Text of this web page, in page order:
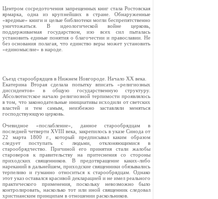
Центром сосредоточения запрещенных книг стала Ростовская
ярмарка, одна из крупнейших в стране. Обнаруженные
«вредные» книги и целые библиотеки могли беспрепятственно
уничтожаться. В идеологической войне церковь,
поддерживаемая государством, изо всех сил пыталась
установить единые понятия о благочестии и православии. Не
без основания полагая, что единство веры может установить
«единомыслие» в народе.
Съезд старообрядцев в Нижнем Новгороде. Начало XX века.
Екатерина Вторая сделала попытку вписать «религиозных
диссидентов» в общую государственную структуру.
Абсолютистское начало религиозной терпимости проявлялось
в том, что законодательные инициативы исходили от светских
властей и тем самым, неизбежно заставляли меняться
господствующую церковь.
Очевидное «послабление», данное старообрядцам в
последней четверти XVIII века, закрепилось в указе Синода от
22 марта 1800 г., который предписывал каким образом
следует поступать с людьми, отклоняющимися в
старообрядчество. Причиной его принятия стали жалобы
староверов к правительству на притеснения со стороны
приходских священников. В предотвращение каких-либо
нареканий в дальнейшем, приходские священники обязывались
терпеливо и гуманно относиться к старообрядцам. Однако
этот указ оставался красивой декларацией и не имел реального
практического применения, поскольку невозможно было
контролировать, насколько тот или иной священник следовал
христианским принципам в отношении раскольников.